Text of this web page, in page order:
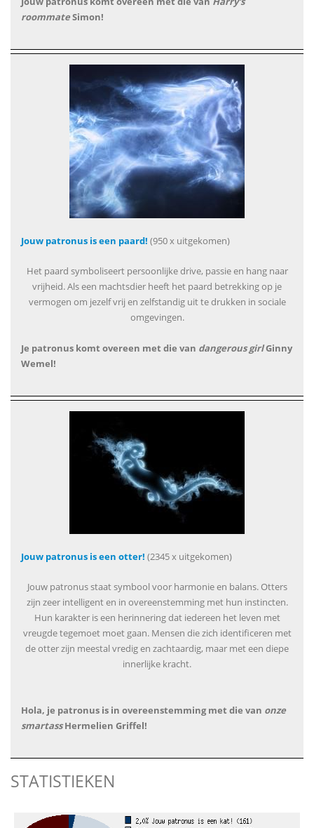
roommateSimon!
Jouw patronus is een paard! (950 x uitgekomen)
Het paard symboliseert persoonlijke drive, passie en hang naar
vrijheid. Als een machtsdier heeft het paard betrekking op je
vermogen om jezelf vrij en zelfstandig uit te drukken in sociale
omgevingen.
Je patronus komt overeen met die van dangerous girlGinny
Wemel!
Jouw patronus is een otter! (2345 x uitgekomen)
Jouw patronus staat symbool voor harmonie en balans. Otters
zijn zeer intelligent en in overeenstemming met hun instincten.
Hun karakter is een herinnering dat iedereen het leven met
vreugde tegemoet moet gaan. Mensen die zich identificeren met
de otter zijn meestal vredig en zachtaardig, maar met een diepe
innerlijke kracht.
Hola, je patronus is in overeenstemming met die van onze
smartassHermelien Griffel!
STATISTIEKEN